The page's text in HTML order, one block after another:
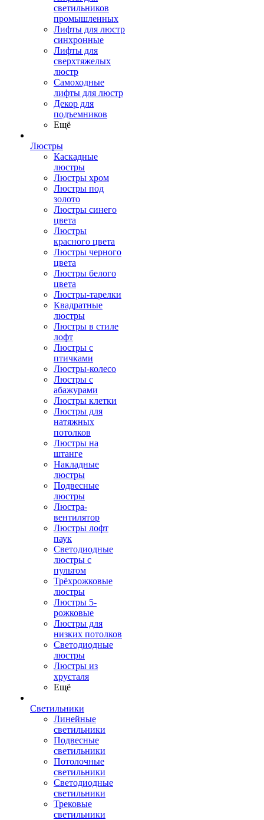
светильников
промышленных
Лифты для люстр
синхронные
Лифты для
сверхтяжелых
люстр
Самоходные
лифты для люстр
Декор для
подъемников
Ещё
Люстры
Каскадные
люстры
Люстры хром
Люстры под
золото
Люстры синего
цвета
Люстры
красного цвета
Люстры черного
цвета
Люстры белого
цвета
Люстры-тарелки
Квадратные
люстры
Люстры в стиле
лофт
Люстры с
птичками
Люстры-колесо
Люстры с
абажурами
Люстры клетки
Люстры для
натяжных
потолков
Люстры на
штанге
Накладные
люстры
Подвесные
люстры
Люстра-
вентилятор
Люстры лофт
паук
Светодиодные
люстры с
пультом
Трёхрожковые
люстры
Люстры 5-
рожковые
Люстры для
низких потолков
Cветодиодные
люстры
Люстры из
хрусталя
Ещё
Светильники
Линейные
светильники
Подвесные
светильники
Потолочные
светильники
Светодиодные
светильники
Трековые
светильники